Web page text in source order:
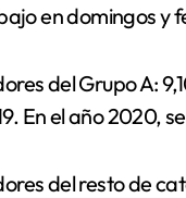
en domingos y
del Grupo A:
En el año 2020,
del resto de